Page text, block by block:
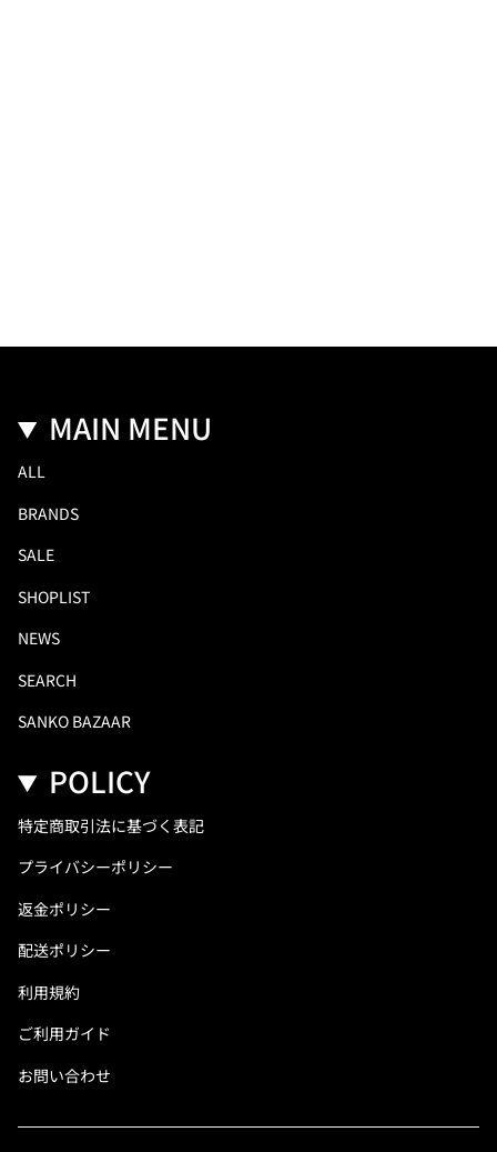
MAIN MENU
ALL
BRANDS
SALE
SHOPLIST
NEWS
SEARCH
SANKO BAZAAR
POLICY
特定商取引法に基づく表記
プライバシーポリシー
返金ポリシー
配送ポリシー
利用規約
ご利用ガイド
お問い合わせ